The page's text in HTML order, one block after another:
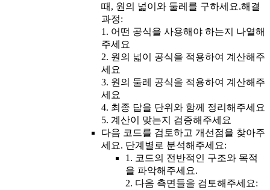
때, 원의 넓이와 둘레를 구하세요.해결
과정:
1. 어떤 공식을 사용해야 하는지 나열해
주세요
2. 원의 넓이 공식을 적용하여 계산해주
세요
3. 원의 둘레 공식을 적용하여 계산해주
세요
4. 최종 답을 단위와 함께 정리해주세요
5. 계산이 맞는지 검증해주세요
다음 코드를 검토하고 개선점을 찾아주
세요. 단계별로 분석해주세요:
1. 코드의 전반적인 구조와 목적
을 파악해주세요.
2. 다음 측면들을 검토해주세요: